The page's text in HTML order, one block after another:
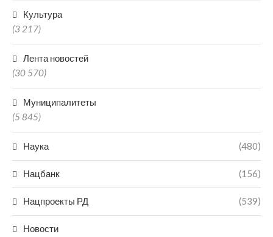
Культура
(3 217)
Лента новостей
(30 570)
Муниципалитеты
(5 845)
Наука (480)
Нацбанк (156)
Нацпроекты РД (539)
Новости